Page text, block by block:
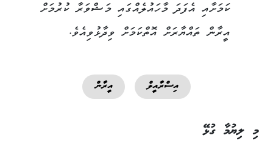
ކަމަށާއި އެފަދަ މާހައުލެއްގައި މަޝްވަރާ ކުރުމަށް
އީރާން ތައްޔާރަށް އޮތްކަމަށް ވިދާޅުވިއެވެ.
އިސްރާއީލް އީރާން
މި ލިޔުމާ ގުޅޭ